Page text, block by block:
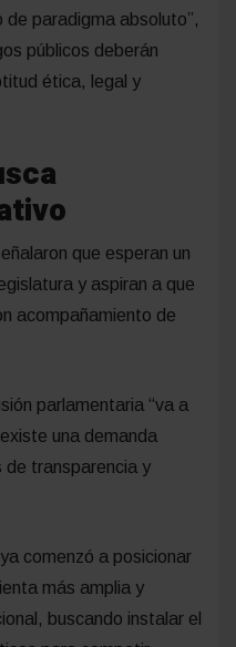
de paradigma absoluto”,
públicos deberán
ética, legal y
que esperan un
y aspiran a que
acompañamiento de
parlamentaria “va a
una demanda
de transparencia y
comenzó a posicionar
más amplia y
buscando instalar el